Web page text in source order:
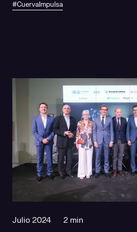
#CuervaImpulsa
Julio 2024 2 min